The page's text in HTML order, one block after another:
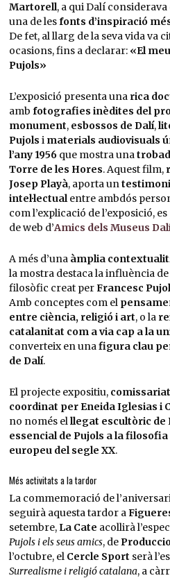
Martorell, a qui Dalí considerava
una de lesfonts d’inspiració
De fet, al llarg de la seva vida va
ocasions, fins a declarar: «El
Pujols»
L’exposició presenta una rica
amb fotografies inèdites del
monument, esbossos de Dalí,
Pujols i materials audiovisuals
l’any 1956que mostra una
Torre de les Hores. Aquest film,
Josep Playà, aporta un
intel·lectualentre ambdós
com l’explicació de l’exposició,
de web d’Amics dels Museus
A més d’una àmplia
la mostra destaca la influència de
filosòfic creat perFrancesc
Amb conceptes com el
entre ciència, religió i art, o la
catalanitat com a via cap a la
converteix en unafigura clau
de Dalí.
El projecte expositiu,
coordinat per Eneida Iglesias i
no només elllegat escultòric de
essencial de Pujols a la
europeu del segle XX.
Més activitats a la tardor
La commemoració de
seguirà aquesta tardor a
setembre, La Cate acollirà
Pujols i els seus amics, de
l’octubre, el Cercle Sport serà
Surrealisme i religió catalana, a